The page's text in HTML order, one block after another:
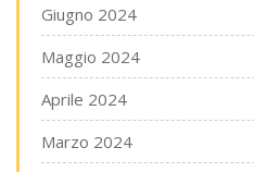
Giugno 2024
Maggio 2024
Aprile 2024
Marzo 2024